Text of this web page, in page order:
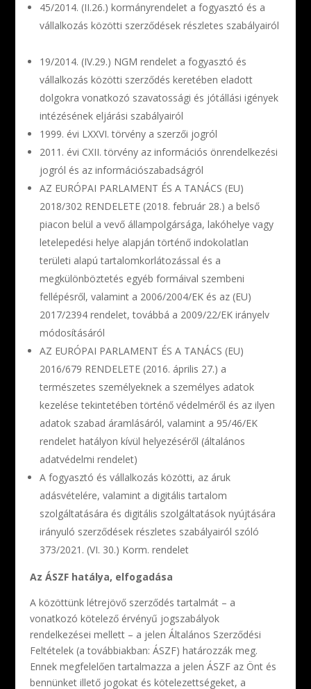
45/2014. (II.26.) kormányrendelet a fogyasztó és a
vállalkozás közötti szerződések részletes szabályairól
19/2014. (IV.29.) NGM rendelet a fogyasztó és
vállalkozás közötti szerződés keretében eladott
dolgokra vonatkozó szavatossági és jótállási igények
intézésének eljárási szabályairól
1999. évi LXXVI. törvény a szerzői jogról
2011. évi CXII. törvény az információs önrendelkezési
jogról és az információszabadságról
AZ EURÓPAI PARLAMENT ÉS A TANÁCS (EU)
2018/302 RENDELETE (2018. február 28.) a belső
piacon belül a vevő állampolgársága, lakóhelye vagy
letelepedési helye alapján történő indokolatlan
területi alapú tartalomkorlátozással és a
megkülönböztetés egyéb formáival szembeni
fellépésről, valamint a 2006/2004/EK és az (EU)
2017/2394 rendelet, továbbá a 2009/22/EK irányelv
módosításáról
AZ EURÓPAI PARLAMENT ÉS A TANÁCS (EU)
2016/679 RENDELETE (2016. április 27.) a
természetes személyeknek a személyes adatok
kezelése tekintetében történő védelméről és az ilyen
adatok szabad áramlásáról, valamint a 95/46/EK
rendelet hatályon kívül helyezéséről (általános
adatvédelmi rendelet)
A fogyasztó és vállalkozás közötti, az áruk
adásvételére, valamint a digitális tartalom
szolgáltatására és digitális szolgáltatások nyújtására
irányuló szerződések részletes szabályairól szóló
373/2021. (VI. 30.) Korm. rendelet
Az ÁSZF hatálya, elfogadása
A közöttünk létrejövő szerződés tartalmát – a
vonatkozó kötelező érvényű jogszabályok
rendelkezései mellett – a jelen Általános Szerződési
Feltételek (a továbbiakban: ÁSZF) határozzák meg.
Ennek megfelelően tartalmazza a jelen ÁSZF az Önt és
bennünket illető jogokat és kötelezettségeket, a